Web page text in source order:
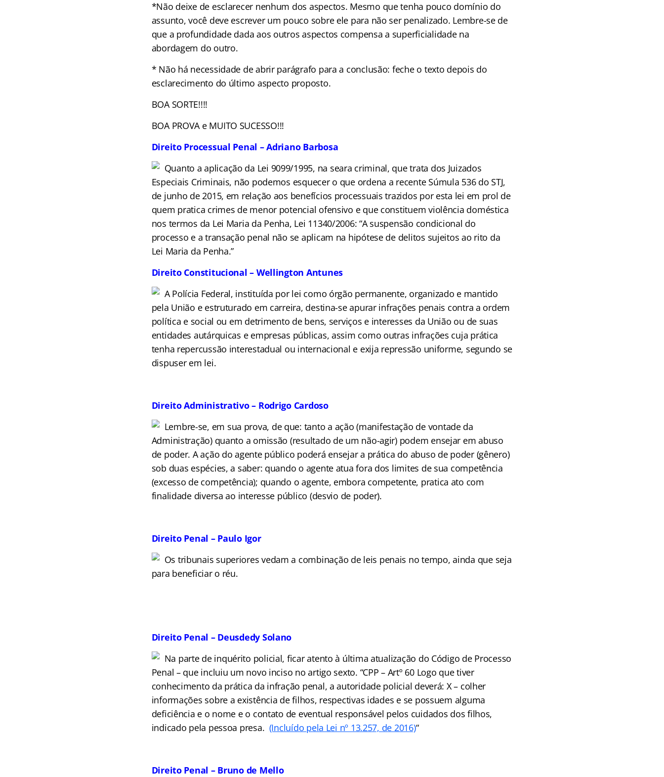
*Não deixe de esclarecer nenhum dos aspectos. Mesmo que tenha pouco domínio do
assunto, você deve escrever um pouco sobre ele para não ser penalizado. Lembre-se de
que a profundidade dada aos outros aspectos compensa a superficialidade na
abordagem do outro.
* Não há necessidade de abrir parágrafo para a conclusão: feche o texto depois do
esclarecimento do último aspecto proposto.
BOA SORTE!!!!
BOA PROVA e MUITO SUCESSO!!!
Direito Processual Penal – Adriano Barbosa
Quanto a aplicação da Lei 9099/1995, na seara criminal, que trata dos Juizados
Especiais Criminais, não podemos esquecer o que ordena a recente Súmula 536 do STJ,
de junho de 2015, em relação aos benefícios processuais trazidos por esta lei em prol de
quem pratica crimes de menor potencial ofensivo e que constituem violência doméstica
nos termos da Lei Maria da Penha, Lei 11340/2006: “A suspensão condicional do
processo e a transação penal não se aplicam na hipótese de delitos sujeitos ao rito da
Lei Maria da Penha.”
Direito Constitucional – Wellington Antunes
A Polícia Federal, instituída por lei como órgão permanente, organizado e mantido
pela União e estruturado em carreira, destina-se apurar infrações penais contra a ordem
política e social ou em detrimento de bens, serviços e interesses da União ou de suas
entidades autárquicas e empresas públicas, assim como outras infrações cuja prática
tenha repercussão interestadual ou internacional e exija repressão uniforme, segundo se
dispuser em lei.
Direito Administrativo – Rodrigo Cardoso
Lembre-se, em sua prova, de que: tanto a ação (manifestação de vontade da
Administração) quanto a omissão (resultado de um não-agir) podem ensejar em abuso
de poder. A ação do agente público poderá ensejar a prática do abuso de poder (gênero)
sob duas espécies, a saber: quando o agente atua fora dos limites de sua competência
(excesso de competência); quando o agente, embora competente, pratica ato com
finalidade diversa ao interesse público (desvio de poder).
Direito Penal – Paulo Igor
Os tribunais superiores vedam a combinação de leis penais no tempo, ainda que seja
para beneficiar o réu.
Direito Penal – Deusdedy Solano
Na parte de inquérito policial, ficar atento à última atualização do Código de Processo
Penal – que incluiu um novo inciso no artigo sexto. “CPP – Artº 60Logo que tiver
conhecimento da prática da infração penal, a autoridade policial deverá: X – colher
informações sobre a existência de filhos, respectivas idades e se possuem alguma
deficiência e o nome e o contato de eventual responsável pelos cuidados dos filhos,
indicado pela pessoa presa. (Incluído pela Lei nº 13.257, de 2016)“
Direito Penal – Bruno de Mello